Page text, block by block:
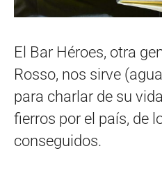
El Bar Héroes, otra
Rosso, nos sirve
para charlar de su
fierros por el país, de
conseguidos.